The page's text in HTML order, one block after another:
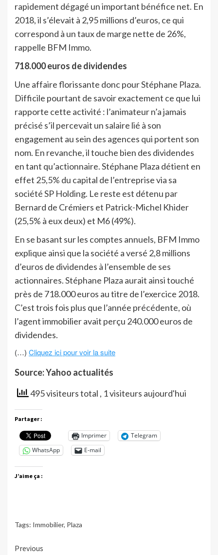
rapidement dégagé un important bénéfice net. En
2018, il s’élevait à 2,95 millions d’euros, ce qui
correspond à un taux de marge nette de 26%,
rappelle BFM Immo.
718.000 euros de dividendes
Une affaire florissante donc pour Stéphane Plaza.
Difficile pourtant de savoir exactement ce que lui
rapporte cette activité : l’animateur n’a jamais
précisé s’il percevait un salaire lié à son
engagement au sein des agences qui portent son
nom. En revanche, il touche bien des dividendes
en tant qu’actionnaire. Stéphane Plaza détient en
effet 25,5% du capital de l’entreprise via sa
société SP Holding. Le reste est détenu par
Bernard de Crémiers et Patrick-Michel Khider
(25,5% à eux deux) et M6 (49%).
En se basant sur les comptes annuels, BFM Immo
explique ainsi que la société a versé 2,8 millions
d’euros de dividendes à l’ensemble de ses
actionnaires. Stéphane Plaza aurait ainsi touché
près de 718.000 euros au titre de l’exercice 2018.
C’est trois fois plus que l’année précédente, où
l’agent immobilier avait perçu 240.000 euros de
dividendes.
(…) Cliquez ici pour voir la suite
Source: Yahoo actualités
495 visiteurs total , 1 visiteurs aujourd'hui
Partager :
Imprimer
Telegram
WhatsApp
E-mail
J’aime ça :
Tags: Immobilier, Plaza
Continue
Previous